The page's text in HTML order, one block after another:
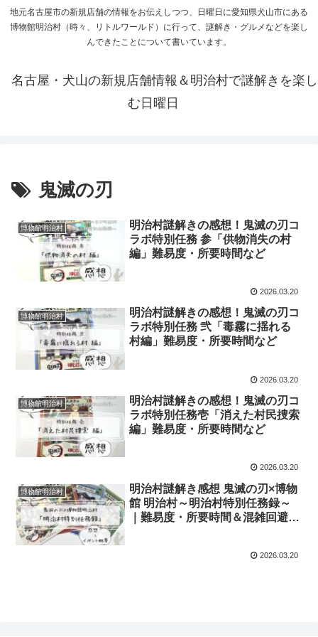
地元名古屋市の新規店舗の情報をお伝えしつつ、日曜日に愛知県犬山市にある
博物館明治村（時々、リトルワールド）に行って、謎解き・グルメなどを楽し
んできたことについて書いています。
名古屋・犬山の新規店舗情報＆明治村で謎解きを楽し
む日曜日
鬼滅の刃
博物館明治村
明治村謎解きの感想！鬼滅の刃コ
ラボ特別任務 参「供物消失の村
編」難易度・所要時間など
2026.03.20
博物館明治村
明治村謎解きの感想！鬼滅の刃コ
ラボ特別任務 弐「毒霧に揺れる
村編」難易度・所要時間など
2026.03.20
博物館明治村
明治村謎解きの感想！鬼滅の刃コ
ラボ特別任務壱「消えた村民捜索
編」難易度・所要時間など
2026.03.20
博物館明治村
明治村謎解き感想 鬼滅の刃×博物
館 明治村～明治村特別任務録～
｜難易度・所要時間＆混雑回避の
2026.03.20